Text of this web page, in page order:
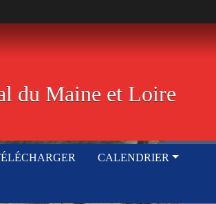
du Maine et Loire
CALENDRIER